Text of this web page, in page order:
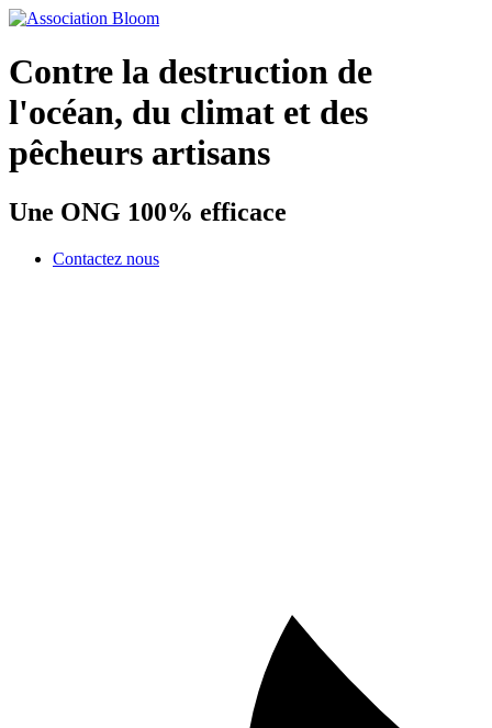
Contre la destruction de
l'océan, du climat et des
pêcheurs artisans
Une ONG 100% efficace
Contactez nous